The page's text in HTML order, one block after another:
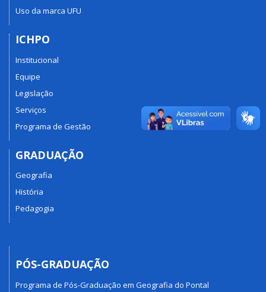
Uso da marca UFU
ICHPO
Institucional
Equipe
Legislação
Serviços
Programa de Gestão
GRADUAÇÃO
Geografia
História
Pedagogia
PÓS-GRADUAÇÃO
Programa de Pós-Graduação em Geografia do Pontal